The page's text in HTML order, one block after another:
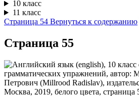
10 класс
11 класс
Страница 54 Вернуться к содержанию
Cтраница 55